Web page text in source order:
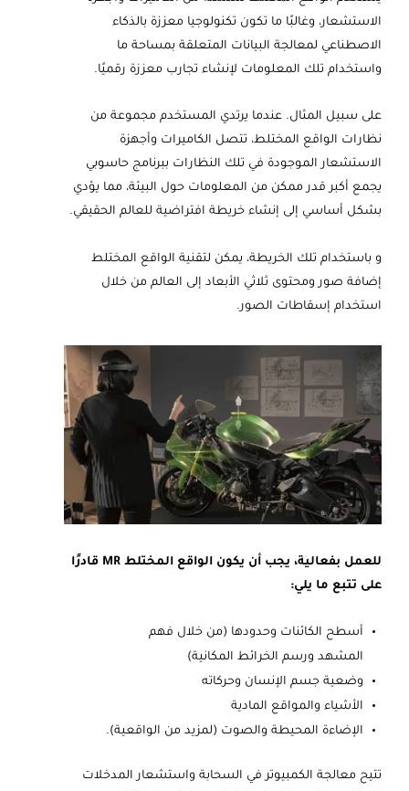
الاستشعار، وغالبًا ما تكون تكنولوجيا معززة بالذكاء
الاصطناعي لمعالجة البيانات المتعلقة بمساحة ما
واستخدام تلك المعلومات لإنشاء تجارب معززة رقميًا.
على سبيل المثال. عندما يرتدي المستخدم مجموعة من
نظارات الواقع المختلط، تتصل الكاميرات وأجهزة
الاستشعار الموجودة في تلك النظارات ببرنامج حاسوبي
يجمع أكبر قدر ممكن من المعلومات حول البيئة، مما يؤدي
بشكل أساسي إلى إنشاء خريطة افتراضية للعالم الحقيقي.
و باستخدام تلك الخريطة، يمكن لتقنية الواقع المختلط
إضافة صور ومحتوى ثلاثي الأبعاد إلى العالم من خلال
استخدام إسقاطات الصور.
للعمل بفعالية، يجب أن يكون الواقع المختلط MR قادرًا
على تتبع ما يلي:
أسطح الكائنات وحدودها (من خلال فهم
المشهد ورسم الخرائط المكانية)
وضعية جسم الإنسان وحركاته
الأشياء والمواقع المادية
الإضاءة المحيطة والصوت (لمزيد من الواقعية).
تتيح معالجة الكمبيوتر في السحابة واستشعار المدخلات